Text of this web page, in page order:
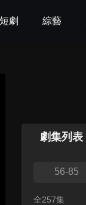
短劇 綜藝
劇集列表
56-85
全257集